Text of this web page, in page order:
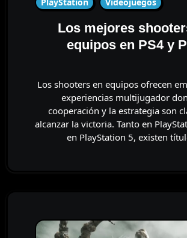
Los mejores
equipos en PS4 y
Los shooters en equipos ofrecen emocionantes
experiencias multijugador
cooperación y la estrategia son
alcanzar la victoria. Tanto en
en PlayStation 5, existen